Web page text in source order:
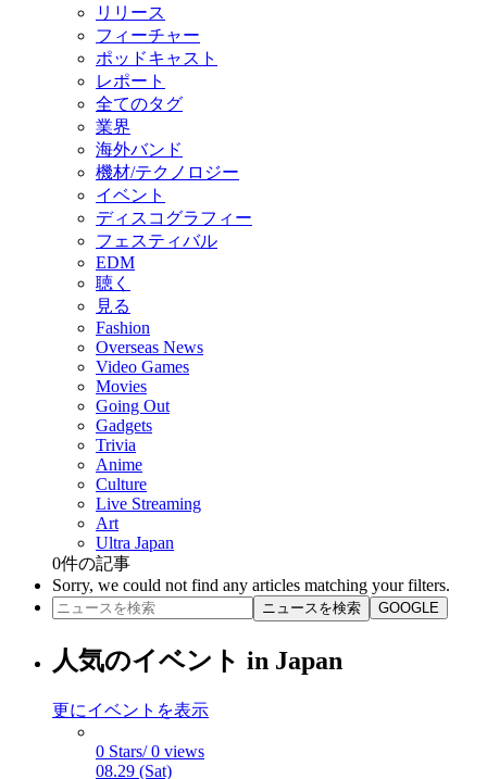
リリース
フィーチャー
ポッドキャスト
レポート
全てのタグ
業界
海外バンド
機材/テクノロジー
イベント
ディスコグラフィー
フェスティバル
EDM
聴く
見る
Fashion
Overseas News
Video Games
Movies
Going Out
Gadgets
Trivia
Anime
Culture
Live Streaming
Art
Ultra Japan
0件の記事
Sorry, we could not find any articles matching your filters.
ニュースを検索 GOOGLE
人気のイベント in Japan
更にイベントを表示
0 Stars/ 0 views
08.29 (Sat)